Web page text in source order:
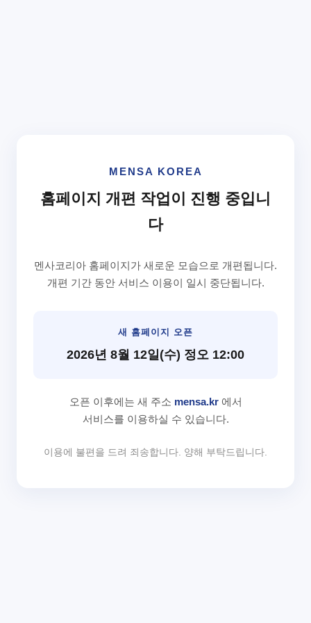
MENSA KOREA
홈페이지 개편 작업이 진행 중입니
다
멘사코리아 홈페이지가 새로운 모습으로 개편됩니다.
개편 기간 동안 서비스 이용이 일시 중단됩니다.
새 홈페이지 오픈
2026년 8월 12일(수) 정오 12:00
오픈 이후에는 새 주소 mensa.kr에서
서비스를 이용하실 수 있습니다.
이용에 불편을 드려 죄송합니다. 양해 부탁드립니다.